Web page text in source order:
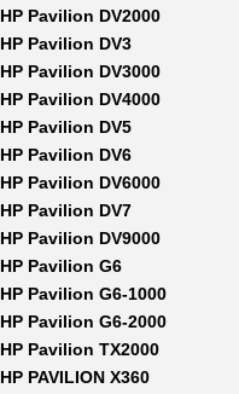
HP Pavilion DV2000
HP Pavilion DV3
HP Pavilion DV3000
HP Pavilion DV4000
HP Pavilion DV5
HP Pavilion DV6
HP Pavilion DV6000
HP Pavilion DV7
HP Pavilion DV9000
HP Pavilion G6
HP Pavilion G6-1000
HP Pavilion G6-2000
HP Pavilion TX2000
HP PAVILION X360